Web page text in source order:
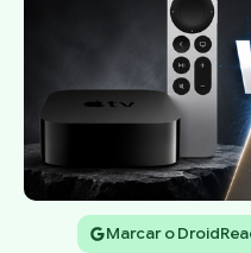
Marcar o